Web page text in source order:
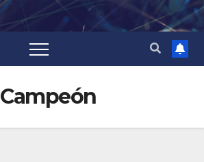
Campeón